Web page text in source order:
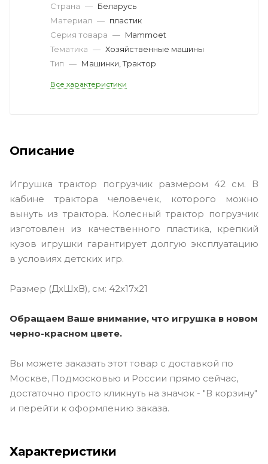
Страна — Беларусь
Материал — пластик
Серия товара — Mammoet
Тематика — Хозяйственные машины
Тип — Машинки, Трактор
Все характеристики
Описание
Игрушка трактор погрузчик размером 42 см. В
кабине трактора человечек, которого можно
вынуть из трактора. Колесный трактор погрузчик
изготовлен из качественного пластика, крепкий
кузов игрушки гарантирует долгую эксплуатацию
в условиях детских игр.
Размер (ДхШхВ), см: 42x17x21
Обращаем Ваше внимание, что игрушка в новом
черно-красном цвете.
Вы можете заказать этот товар с доставкой по
Москве, Подмосковью и России прямо сейчас,
достаточно просто кликнуть на значок - "В корзину"
и перейти к оформлению заказа.
Характеристики